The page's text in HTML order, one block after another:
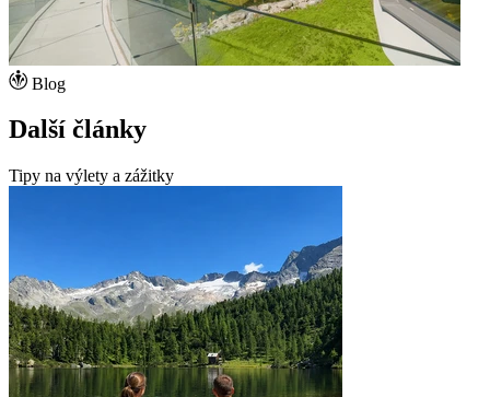
Blog
Další články
Tipy na výlety a zážitky